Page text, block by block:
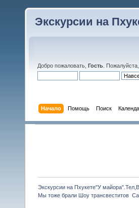
Экскурсии на
Добро пожаловать, Гость . Пожалуйста,
Начало Помощь Поиск
Экскурсии на Пхукете"У
Мы тоже брали Шоу трансвеститов